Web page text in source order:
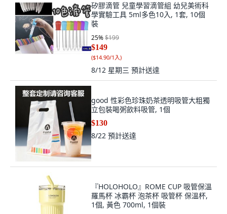
矽膠滴管 兒童學習滴管組 幼兒美術科
學實驗工具 5ml多色10入, 1套, 10個
裝
25%$199
$149
($14.90/1入)
8/12 星期三 預計送達
good 性彩色珍珠奶茶透明吸管大粗獨
立包裝喝粥飲料吸管, 1個
$130
8/22 預計送達
『HOLOHOLO』ROME CUP 吸管保溫
羅馬杯 冰霸杯 泡茶杯 吸管杯 保溫杯,
1個, 黃色 700ml, 1個裝